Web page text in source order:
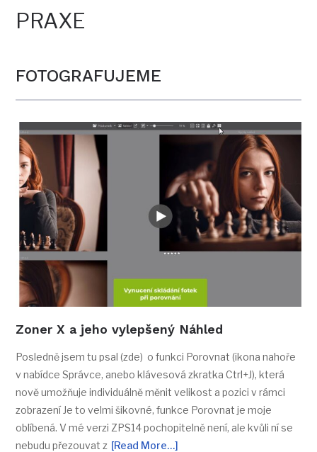
PRAXE
FOTOGRAFUJEME
Zoner X a jeho vylepšený Náhled
Posledně jsem tu psal (zde) o funkci Porovnat (ikona nahoře
v nabídce Správce, anebo klávesová zkratka Ctrl+J), která
nově umožňuje individuálně měnit velikost a pozici v rámci
zobrazení Je to velmi šikovné, funkce Porovnat je moje
oblíbená. V mé verzi ZPS14 pochopitelně není, ale kvůli ní se
nebudu přezouvat z [Read More…]